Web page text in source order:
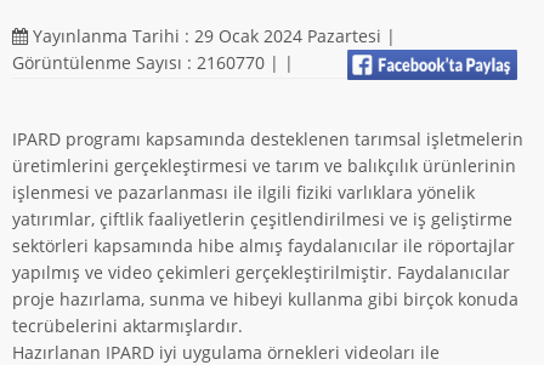
Yayınlanma Tarihi : 29 Ocak 2024 Pazartesi |
Görüntülenme Sayısı : 2160770 | |
IPARD programı kapsamında desteklenen tarımsal işletmelerin
üretimlerini gerçekleştirmesi ve tarım ve balıkçılık ürünlerinin
işlenmesi ve pazarlanması ile ilgili fiziki varlıklara yönelik
yatırımlar, çiftlik faaliyetlerin çeşitlendirilmesi ve iş geliştirme
sektörleri kapsamında hibe almış faydalanıcılar ile röportajlar
yapılmış ve video çekimleri gerçekleştirilmiştir. Faydalanıcılar
proje hazırlama, sunma ve hibeyi kullanma gibi birçok konuda
tecrübelerini aktarmışlardır.
Hazırlanan IPARD iyi uygulama örnekleri videoları ile